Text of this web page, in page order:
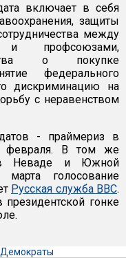
включает в себя
защиты
между
и профсоюзами,
о покупке
федерального
дискриминацию на
с неравенством
- праймериз в
февраля. В том же
в Неваде и Южной
голосование
Русская служба BBC.
гонке
Демократы